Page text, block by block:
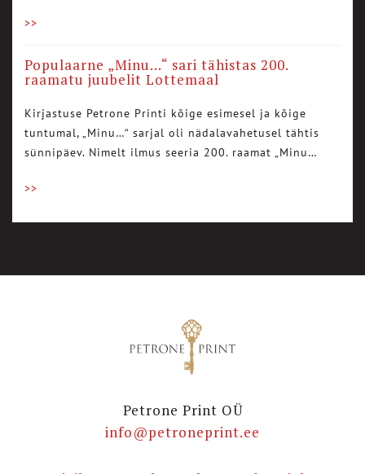
>>
Populaarne „Minu…“ sari tähistas 200.
raamatu juubelit Lottemaal
Kirjastuse Petrone Printi kõige esimesel ja kõige
tuntumal, „Minu…“ sarjal oli nädalavahetusel tähtis
sünnipäev. Nimelt ilmus seeria 200. raamat „Minu…
>>
Petrone Print OÜ
info@petroneprint.ee